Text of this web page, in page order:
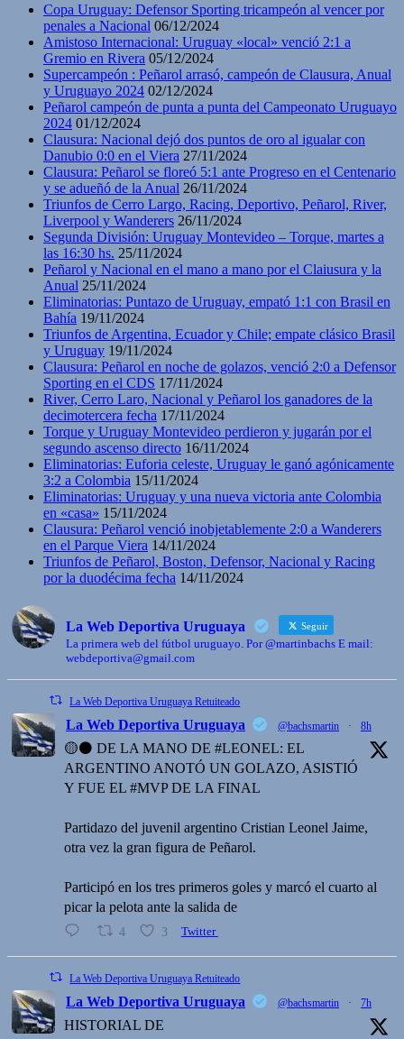
Copa Uruguay: Defensor Sporting tricampeón al vencer por
penales a Nacional 06/12/2024
Amistoso Internacional: Uruguay «local» venció 2:1 a
Gremio en Rivera 05/12/2024
Supercampeón : Peñarol arrasó, campeón de Clausura, Anual
y Uruguayo 2024 02/12/2024
Peñarol campeón de punta a punta del Campeonato Uruguayo
2024 01/12/2024
Clausura: Nacional dejó dos puntos de oro al igualar con
Danubio 0:0 en el Viera 27/11/2024
Clausura: Peñarol se floreó 5:1 ante Progreso en el Centenario
y se adueñó de la Anual 26/11/2024
Triunfos de Cerro Largo, Racing, Deportivo, Peñarol, River,
Liverpool y Wanderers 26/11/2024
Segunda División: Uruguay Montevideo – Torque, martes a
las 16:30 hs. 25/11/2024
Peñarol y Nacional en el mano a mano por el Claiusura y la
Anual 25/11/2024
Eliminatorias: Puntazo de Uruguay, empató 1:1 con Brasil en
Bahía 19/11/2024
Triunfos de Argentina, Ecuador y Chile; empate clásico Brasil
y Uruguay 19/11/2024
Clausura: Peñarol en noche de golazos, venció 2:0 a Defensor
Sporting en el CDS 17/11/2024
River, Cerro Laro, Nacional y Peñarol los ganadores de la
decimotercera fecha 17/11/2024
Torque y Uruguay Montevideo perdieron y jugarán por el
segundo ascenso directo 16/11/2024
Eliminatorias: Euforia celeste, Uruguay le ganó agónicamente
3:2 a Colombia 15/11/2024
Eliminatorias: Uruguay y una nueva victoria ante Colombia
en «casa» 15/11/2024
Clausura: Peñarol venció inobjetablemente 2:0 a Wanderers
en el Parque Viera 14/11/2024
Triunfos de Peñarol, Boston, Defensor, Nacional y Racing
por la duodécima fecha 14/11/2024
La Web Deportiva Uruguaya Seguir
La primera web del fútbol uruguayo. Por @martinbachs E mail:
webdeportiva@gmail.com
La Web Deportiva Uruguaya Retuiteado
La Web Deportiva Uruguaya @bachsmartin · 8h
🟡⚫️ DE LA MANO DE #LEONEL: EL
ARGENTINO ANOTÓ UN GOLAZO, ASISTIÓ
Y FUE EL #MVP DE LA FINAL
Partidazo del juvenil argentino Cristian Leonel Jaime,
otra vez la gran figura de Peñarol.
Participó en los tres primeros goles y marcó el cuarto al
picar la pelota ante la salida de
4 3 Twitter
La Web Deportiva Uruguaya Retuiteado
La Web Deportiva Uruguaya @bachsmartin · 7h
HISTORIAL DE